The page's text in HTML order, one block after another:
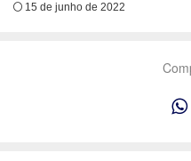
15 de junho de 2022